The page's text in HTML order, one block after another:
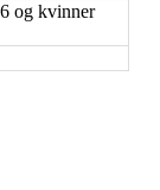
og kvinner